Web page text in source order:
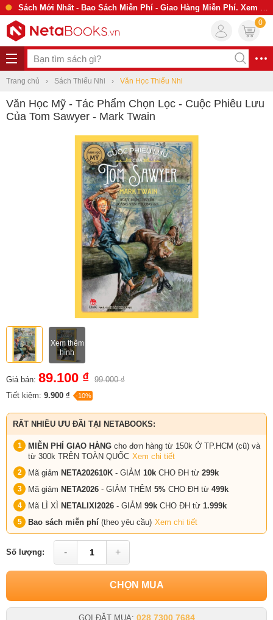
Sách Mới Nhất - Bao Sách Miễn Phí - Giao Hàng Miễn Phí. Xem Ngay
0
Trang chủ Sách Thiếu Nhi Văn Học Thiếu Nhi
Văn Học Mỹ - Tác Phẩm Chọn Lọc - Cuộc Phiêu Lưu
Của Tom Sawyer - Mark Twain
Xem thêm
hình
Giá bán: 89.100 ₫ 99.000 ₫
Tiết kiệm: 9.900 ₫ -10%
RẤT NHIỀU ƯU ĐÃI TẠI NETABOOKS:
MIỄN PHÍ GIAO HÀNG cho đơn hàng từ 150k Ở TP.HCM (cũ) và
từ 300k TRÊN TOÀN QUỐC Xem chi tiết
Mã giảm NETA202610K - GIẢM 10k CHO ĐH từ 299k
Mã giảm NETA2026 - GIẢM THÊM 5% CHO ĐH từ 499k
Mã LÌ XÌ NETALIXI2026 - GIẢM 99k CHO ĐH từ 1.999k
Bao sách miễn phí (theo yêu cầu) Xem chi tiết
Số lượng: - +
CHỌN MUA
GỌI ĐẶT MUA: 028 7300 7684